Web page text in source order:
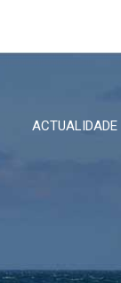
ACTUALIDADE